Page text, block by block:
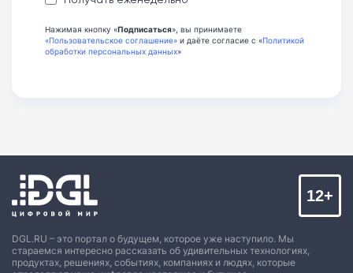
Нажимая кнопку «Подписаться», вы принимаете
«Пользовательское соглашение» и даёте согласие с «Политикой
обработки персональных данных»
DGL.RU – это портал о будущем, которое уже наступило. Мы
стараемся интересно рассказать об удивительных технологиях,
продуктах, решениях, событиях, компаниях и людях, которые
12+